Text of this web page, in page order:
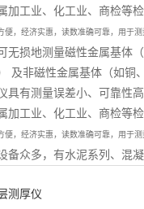
加工业、化工业、商检等检
便，经济实惠，读数准确可靠，用于
无损地测量磁性金属基体
及非磁性金属基体（如铜
具有测量误差小、可靠性
加工业、化工业、商检等检
便，经济实惠，读数准确可靠，用于
备众多，有水泥系列、混
测厚仪